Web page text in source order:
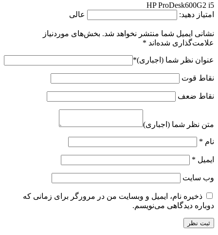
HP ProDesk600G2 i5
امتیاز دهید:
عالی
نشانی ایمیل شما منتشر نخواهد شد. بخش‌های موردنیاز
علامت‌گذاری شده‌اند *
عنوان نظر شما (اجباری)*
نقاط قوت
نقاط ضعف
متن نظر شما (اجباری)
نام *
ایمیل *
وب‌ سایت
ذخیره نام، ایمیل و وبسایت من در مرورگر برای زمانی که
دوباره دیدگاهی می‌نویسم.